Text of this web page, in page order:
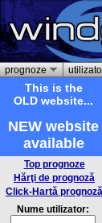
prognoze
This is the
OLD website...
NEW website
available
Top prognoze
Hărţi de prognoză
Click-Hartă prognoză
Nume utilizator: